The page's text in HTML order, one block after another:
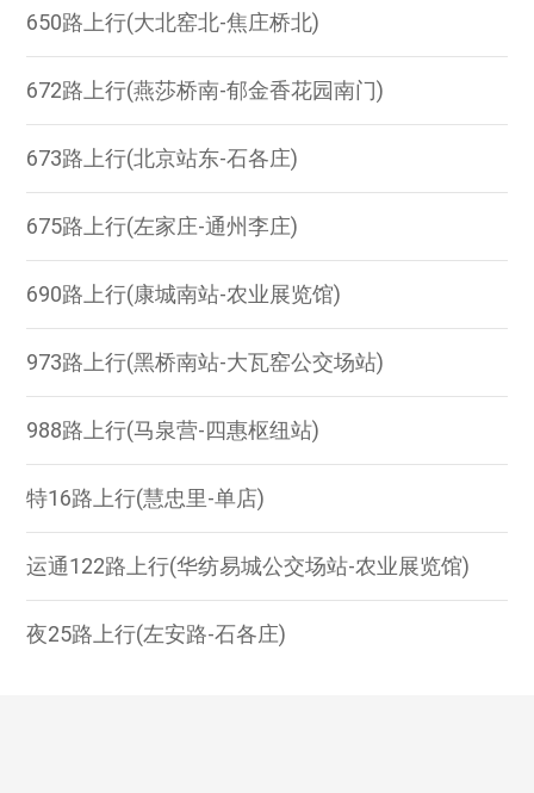
650路上行(大北窑北-焦庄桥北)
672路上行(燕莎桥南-郁金香花园南门)
673路上行(北京站东-石各庄)
675路上行(左家庄-通州李庄)
690路上行(康城南站-农业展览馆)
973路上行(黑桥南站-大瓦窑公交场站)
988路上行(马泉营-四惠枢纽站)
特16路上行(慧忠里-单店)
运通122路上行(华纺易城公交场站-农业展览馆)
夜25路上行(左安路-石各庄)